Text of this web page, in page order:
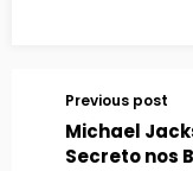
Previous post
Michael
Secreto nos